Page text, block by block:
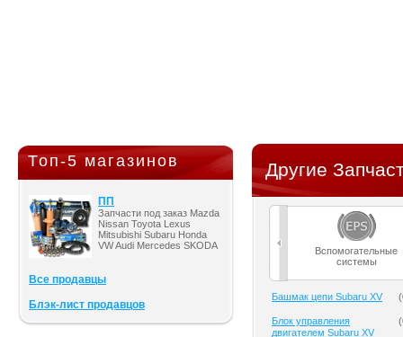
Топ-5 магазинов
ПП
Запчасти под заказ Mazda
Nissan Toyota Lexus
Mitsubishi Subaru Honda
VW Audi Mercedes SKODA
Все продавцы
Блэк-лист продавцов
Другие
Вспомогательные
системы
Башмак цепи Subaru XV (
Блок управления
двигателем Subaru XV
(